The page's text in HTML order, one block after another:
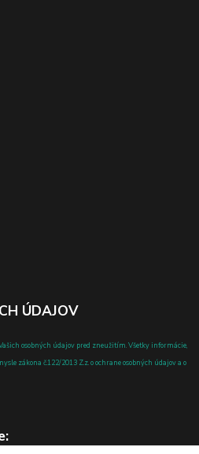
ÚDAJOV
osobných údajov pred zneužitím. Všetky informácie,
zákona č.122/2013 Z.z. o ochrane osobných údajov a o